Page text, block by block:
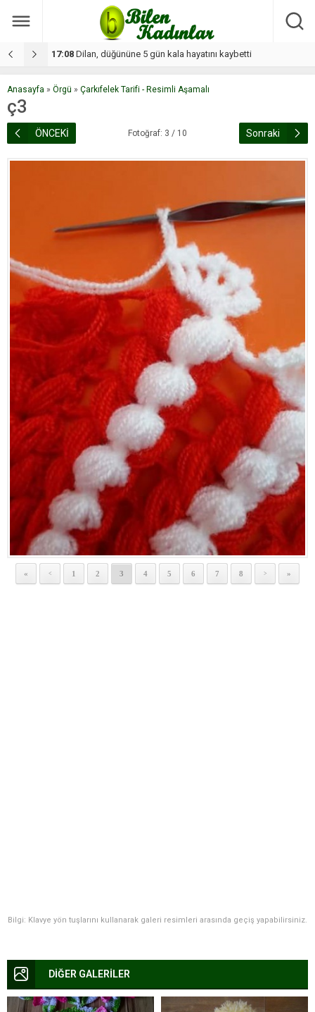
17:08 Dilan, düğününe 5 gün kala hayatını kaybetti
Anasayfa » Örgü » Çarkıfelek Tarifi - Resimli Aşamalı
ç3
ÖNCEKİ Fotoğraf: 3 / 10 Sonraki
« < 1 2 3 4 5 6 7 8 > »
Bilgi: Klavye yön tuşlarını kullanarak galeri resimleri arasında geçiş yapabilirsiniz.
DİĞER GALERİLER